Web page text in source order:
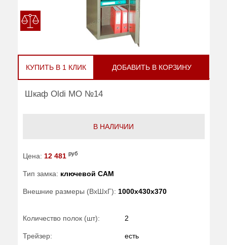
КУПИТЬ В 1 КЛИК ДОБАВИТЬ В КОРЗИНУ
Шкаф Oldi МО №14
В НАЛИЧИИ
Цена: 12 481 руб
Тип замка: ключевой САМ
Внешние размеры (ВхШхГ): 1000x430x370
Количество полок (шт): 2
Трейзер: есть